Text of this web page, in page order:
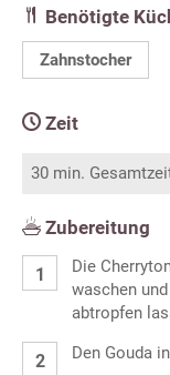
Benötigte
Zahnstocher
Zeit
30 min.
Zubereitung
Die
waschen
abtropfen
Den Gouda